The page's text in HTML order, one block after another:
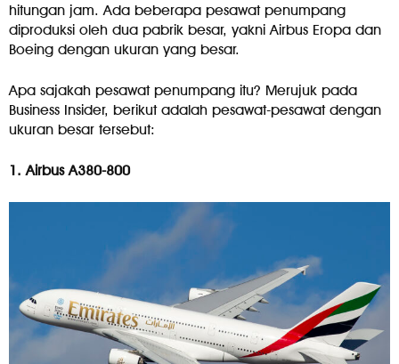
hitungan jam. Ada beberapa pesawat penumpang
diproduksi oleh dua pabrik besar, yakni Airbus Eropa dan
Boeing dengan ukuran yang besar.
Apa sajakah pesawat penumpang itu? Merujuk pada
Business Insider, berikut adalah pesawat-pesawat dengan
ukuran besar tersebut:
1. Airbus A380-800